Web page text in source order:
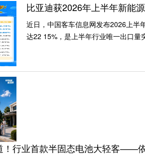
比亚迪获2026年上半年新能
近日，中国客车信息网发布2026上半
达22 15%，是上半年行业唯一出口量
！行业首款半固态电池大轻客——